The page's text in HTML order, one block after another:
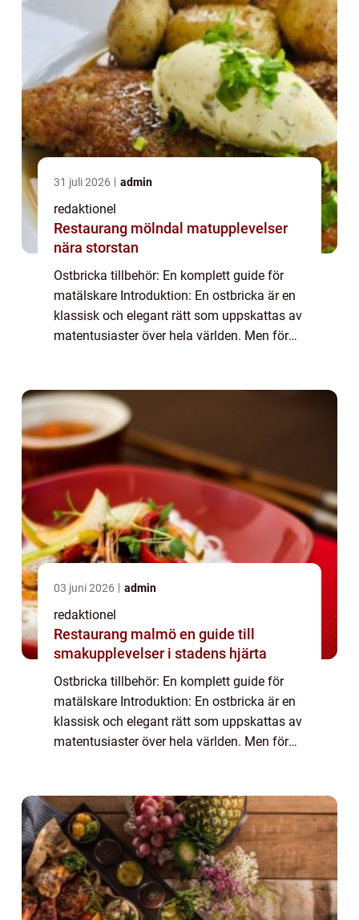
31 juli 2026 admin
redaktionel
Restaurang mölndal matupplevelser
nära storstan
Ostbricka tillbehör: En komplett guide för
matälskare Introduktion: En ostbricka är en
klassisk och elegant rätt som uppskattas av
matentusiaster över hela världen. Men för
03 juni 2026 admin
redaktionel
Restaurang malmö en guide till
smakupplevelser i stadens hjärta
Ostbricka tillbehör: En komplett guide för
matälskare Introduktion: En ostbricka är en
klassisk och elegant rätt som uppskattas av
matentusiaster över hela världen. Men för